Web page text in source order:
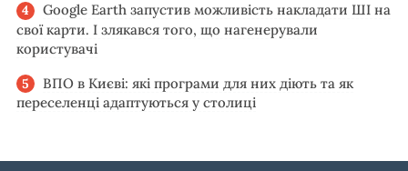
Google Earth запустив можливість накладати ШІ на
свої карти. І злякався того, що нагенерували
користувачі
ВПО в Києві: які програми для них діють та як
переселенці адаптуються у столиці